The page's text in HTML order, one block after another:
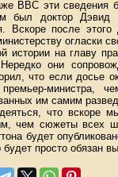
ВВС эти сведения
был доктор
Вскоре после
огласки
истории на главу
они
что если досье
премьер-министра,
им самим
что вскоре
чем сюжеты всех
будет
просто обязан